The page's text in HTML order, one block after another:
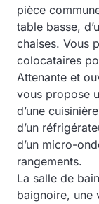
pièce
table basse,
chaises. Vous
colocataires
Attenante et
vous propose
d’une
d’un
d’un micro-
rangements.
La salle de
baignoire, une